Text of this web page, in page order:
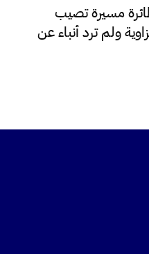
مسيرة تصيب
ولم ترد أنباء عن